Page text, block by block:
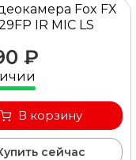
Fox FX
IR MIC LS
₽
В корзину
сейчас